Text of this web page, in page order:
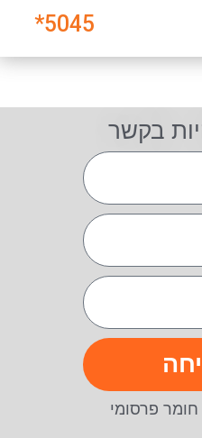
5045
*
בקשר
פרסומי